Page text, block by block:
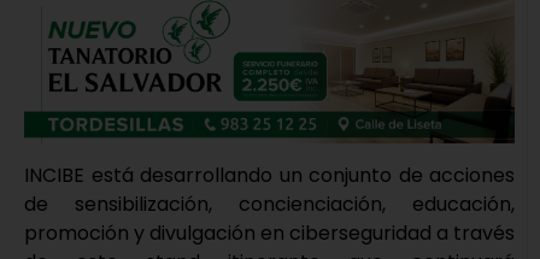
INCIBE está desarrollando un conjunto de acciones
de sensibilización, concienciación, educación,
promoción y divulgación en ciberseguridad a través